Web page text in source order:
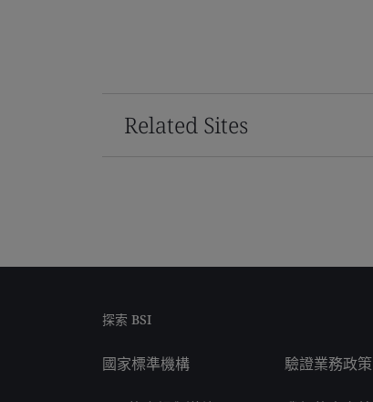
Related Sites
探索 BSI
國家標準機構 驗證業務政策